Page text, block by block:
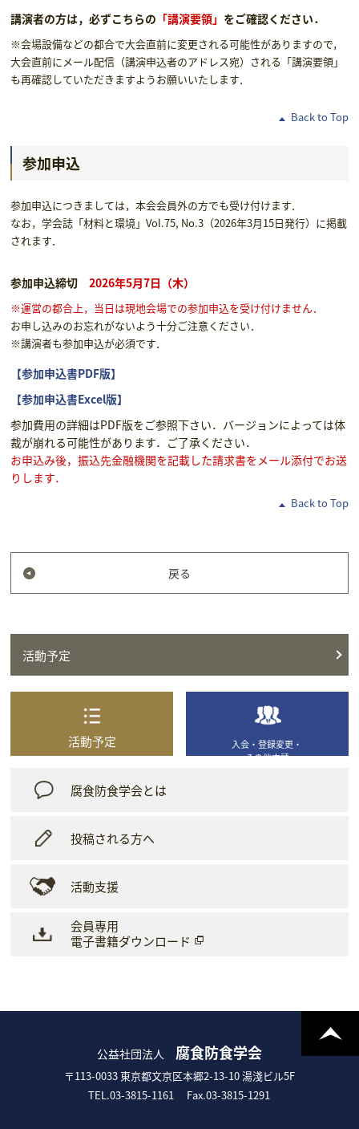
講演者の方は，必ずこちらの 「講演要領」 をご確認ください．
※会場設備などの都合で大会直前に変更される可能性がありますので，
大会直前にメール配信（講演申込者のアドレス宛）される「講演要領」
も再確認していただきますようお願いいたします．
Back to Top
参加申込
参加申込につきましては，本会会員外の方でも受け付けます．
なお，学会誌「材料と環境」Vol.75, No.3（2026年3月15日発行）に掲載
されます．
参加申込締切2026年5月7日（木）
※運営の都合上，当日は現地会場での参加申込を受け付けません．
お申し込みのお忘れがないよう十分ご注意ください．
※講演者も参加申込が必須です．
【参加申込書PDF版】
【参加申込書Excel版】
参加費用の詳細はPDF版をご参照下さい．バージョンによっては体
裁が崩れる可能性があります．ご了承ください．
お申込み後，振込先金融機関を記載した請求書をメール添付でお送
りします．
Back to Top
戻る
活動予定
活動予定
入会・登録変更・
その他申請
腐食防食学会とは
投稿される方へ
活動支援
会員専用
電子書籍ダウンロード
公益社団法人 腐食防食学会
〒113-0033 東京都文京区本郷2-13-10 湯淺ビル5F
TEL.03-3815-1161
Fax.03-3815-1291